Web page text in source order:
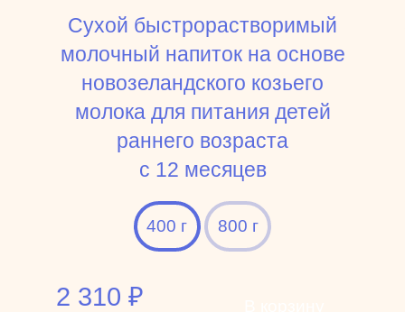
Сухой быстрорастворимый
молочный напиток на основе
новозеландского козьего
молока для питания детей
раннего возраста
c 12 месяцев
400 г 800 г
2 310 ₽